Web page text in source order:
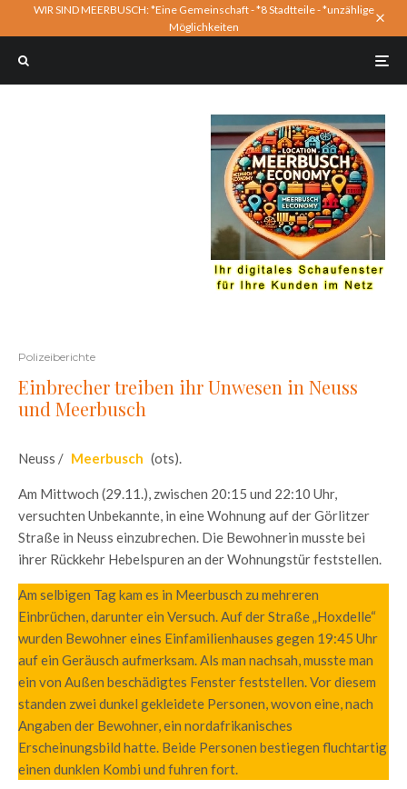
WIR SIND MEERBUSCH: *Eine Gemeinschaft - *8 Stadtteile - *unzählige
Möglichkeiten
Polizeiberichte
Einbrecher treiben ihr Unwesen in Neuss
und Meerbusch
Neuss / Meerbusch (ots).
Am Mittwoch (29.11.), zwischen 20:15 und 22:10 Uhr,
versuchten Unbekannte, in eine Wohnung auf der Görlitzer
Straße in Neuss einzubrechen. Die Bewohnerin musste bei
ihrer Rückkehr Hebelspuren an der Wohnungstür feststellen.
Am selbigen Tag kam es in Meerbusch zu mehreren
Einbrüchen, darunter ein Versuch. Auf der Straße „Hoxdelle“
wurden Bewohner eines Einfamilienhauses gegen 19:45 Uhr
auf ein Geräusch aufmerksam. Als man nachsah, musste man
ein von Außen beschädigtes Fenster feststellen. Vor diesem
standen zwei dunkel gekleidete Personen, wovon eine, nach
Angaben der Bewohner, ein nordafrikanisches
Erscheinungsbild hatte. Beide Personen bestiegen fluchtartig
einen dunklen Kombi und fuhren fort.